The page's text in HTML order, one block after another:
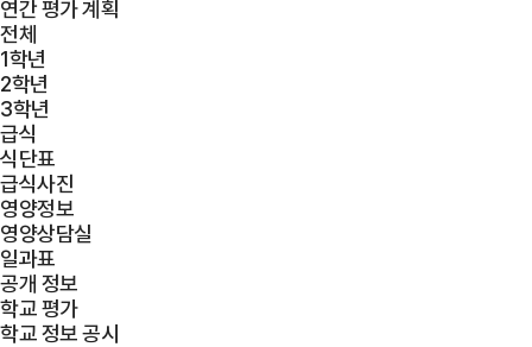
연간 평가 계획
전체
1학년
2학년
3학년
급식
식단표
급식사진
영양정보
영양상담실
일과표
공개 정보
학교 평가
학교 정보 공시